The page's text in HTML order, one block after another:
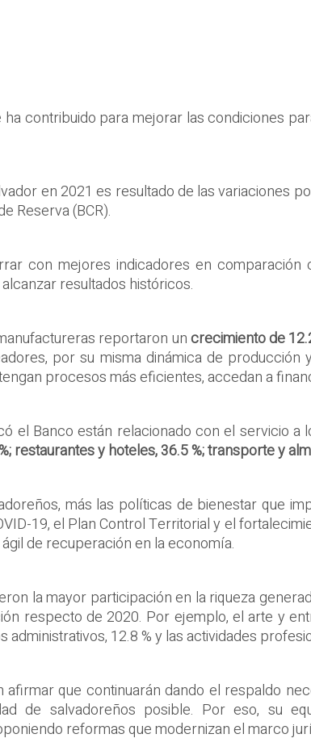
ha contribuido para mejorar las condiciones
en 2021 es resultado de las variaciones
Reserva (BCR).
con mejores indicadores en
resultados históricos.
reportaron uncrecimiento de
por su misma dinámica de
procesos más eficientes, accedan a
el Banco están relacionado con el servicio a
restaurantes y hoteles, 36.5 %; transporte y
más las políticas de bienestar que
19, el Plan Control Territorial y el
de recuperación en la economía.
la mayor participación en la riqueza
respecto de 2020. Por ejemplo, el arte y
12.8 % y las actividades
afirmar que continuarán dando el respaldo
de salvadoreños posible. Por eso, su
reformas que modernizan el marco